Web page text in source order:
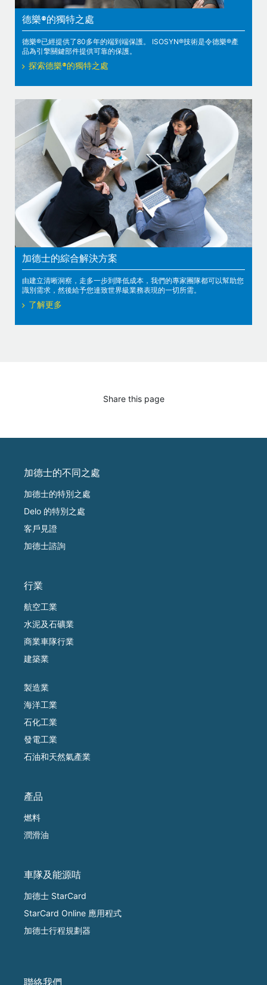
德樂®的獨特之處
德樂®已經提供了80多年的端到端保護。 ISOSYN®技術是令德樂®產
品為引擎關鍵部件提供可靠的保護。
探索德樂®的獨特之處
加德士的綜合解決方案
由建立清晰洞察，走多一步到降低成本，我們的專家團隊都可以幫助您
識別需求，然後給予您達致世界級業務表現的一切所需。
了解更多
Share this page
加德士的不同之處
加德士的特別之處
Delo 的特別之處
客戶見證
加德士諮詢
行業
航空工業
水泥及石礦業
商業車隊行業
建築業
製造業
海洋工業
石化工業
發電工業
石油和天然氣產業
產品
燃料
潤滑油
車隊及能源咭
加德士 StarCard
StarCard Online 應用程式
加德士行程規劃器
聯絡我們